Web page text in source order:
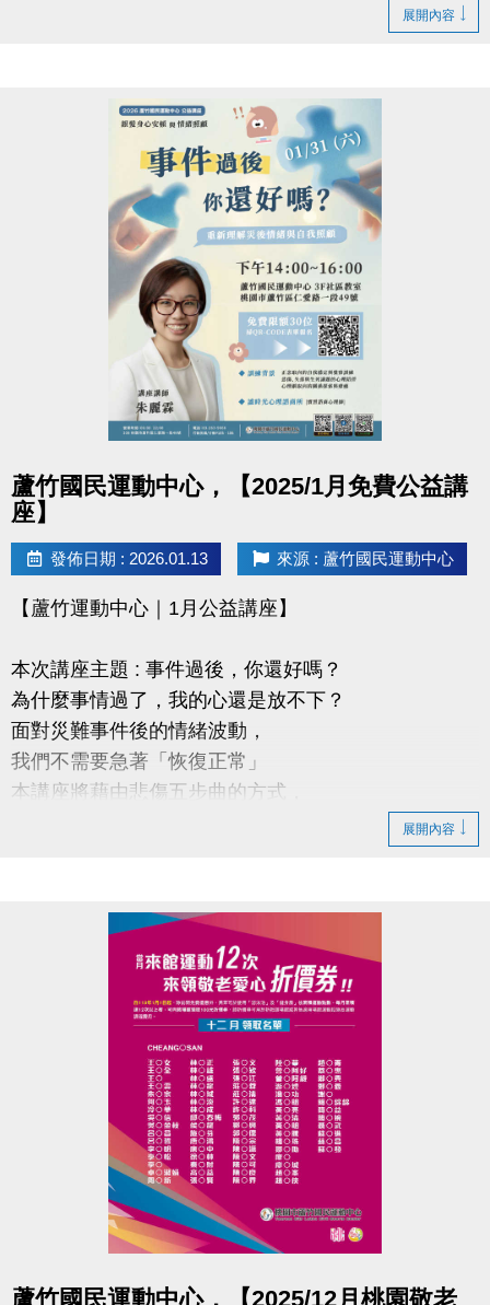
還有部分課程即將開課，只差幾位小小探險家就能啟
快跟著「蘆寶」和「薇薇」一起勇闖雪樂園，
留下最歡樂、最難忘的冬日回憶吧～
【加碼優惠】
凡報名球類營隊任兩梯享9折優惠，三梯享88折優惠!!
【報名資訊】開課前皆可報名，把握最後機會！
報名只到115/1/25(日)請別錯過囉
-洽詢專線：03-2639066 #115、116
-官網 :
https://www.lzsports.com.tw/zh_TW/news/pageID/1/
-FB : 桃園市蘆竹國民運動中心
-IG : @luzhusports
展開內容
蘆竹國民運動中心，【2025/1月免費公益講
座】
發佈日期 : 2026.01.13 來源 : 蘆竹國民運動中心
【蘆竹運動中心｜1月公益講座】
本次講座主題 : 事件過後，你還好嗎？
為什麼事情過了，我的心還是放不下？
面對災難事件後的情緒波動，
我們不需要急著「恢復正常」
本講座將藉由悲傷五步曲的方式，
並藉由看見及練習，提供一個被理解的空間，
重新理解災後情緒與自我找顧：
-正念取向的自我穩定與覺察
-悲傷、失落與生死議題的心理陪伴
-心理劇取向的關係探索與療癒
◆ 時間｜1/31 (六) 14:00－16:00
◆ 地點｜蘆竹國民運動中心 3樓社區教室
◆ 講師｜朱麗霖-謐時光心理諮商 — 實習諮商心理師
專長悲傷輔導與心理劇相關專業訓練
◆ 洽詢專線｜03-2639066 #106
展開內容
蘆竹國民運動中心，【2025/12月桃園敬老